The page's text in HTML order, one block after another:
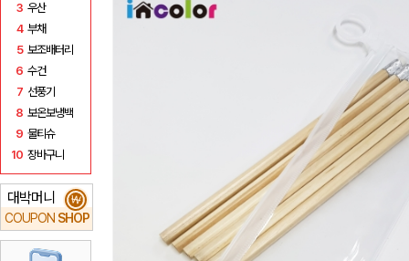
3 우산
4 부채
5 보조배터리
6 수건
7 선풍기
8 보온보냉백
9 물티슈
10 장바구니
대박머니
COUPON SHOP
₩